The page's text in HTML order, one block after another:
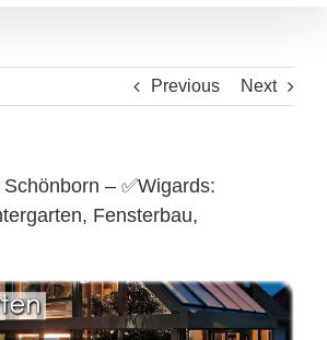
Previous Next
– ✅Wigards:
Fensterbau,